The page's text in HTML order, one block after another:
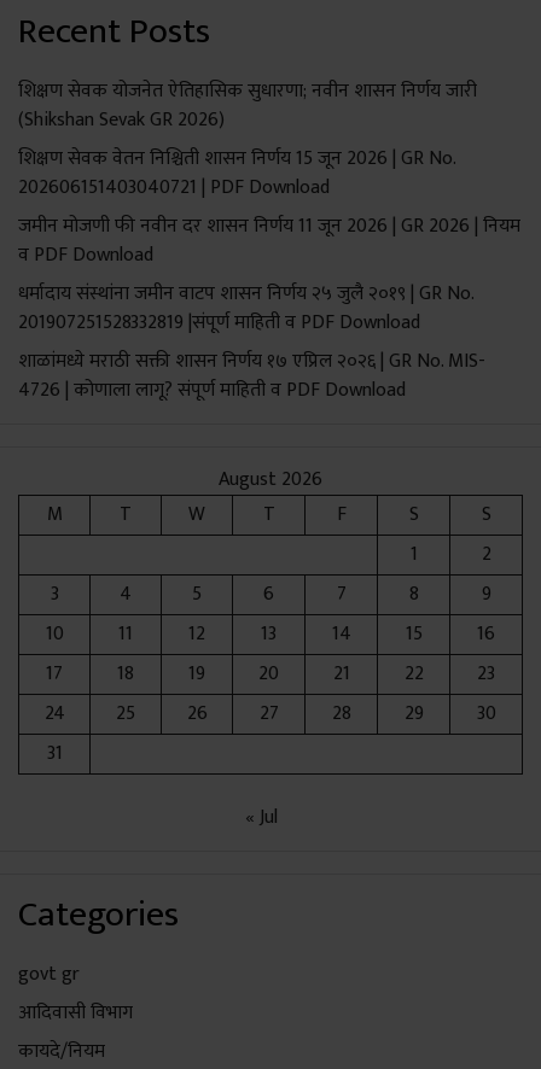
Recent Posts
शिक्षण सेवक योजनेत ऐतिहासिक सुधारणा; नवीन शासन निर्णय जारी
(Shikshan Sevak GR 2026)
शिक्षण सेवक वेतन निश्चिती शासन निर्णय 15 जून 2026 | GR No.
202606151403040721 | PDF Download
जमीन मोजणी फी नवीन दर शासन निर्णय 11 जून 2026 | GR 2026 | नियम
व PDF Download
धर्मादाय संस्थांना जमीन वाटप शासन निर्णय २५ जुलै २०१९ | GR No.
201907251528332819 |संपूर्ण माहिती व PDF Download
शाळांमध्ये मराठी सक्ती शासन निर्णय १७ एप्रिल २०२६ | GR No. MIS-
4726 | कोणाला लागू? संपूर्ण माहिती व PDF Download
August 2026
M
T W T F S
S
1
2
3
4 5 6 7 8
9
10
11 12 13 14 15
16
17
18 19 20 21 22
23
24
25 26 27 28 29
30
31
« Jul
Categories
govt gr
आदिवासी विभाग
कायदे/नियम